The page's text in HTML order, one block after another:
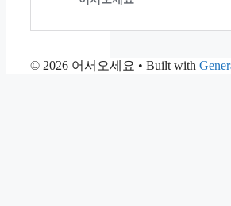
© 2026 어서오세요 • Built with